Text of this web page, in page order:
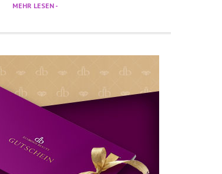
MEHR LESEN -